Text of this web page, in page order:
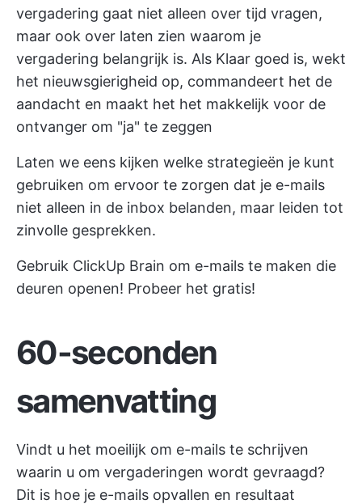
vergadering gaat niet alleen over tijd vragen,
maar ook over laten zien waarom je
vergadering belangrijk is. Als Klaar goed is, wekt
het nieuwsgierigheid op, commandeert het de
aandacht en maakt het het makkelijk voor de
ontvanger om "ja" te zeggen
Laten we eens kijken welke strategieën je kunt
gebruiken om ervoor te zorgen dat je e-mails
niet alleen in de inbox belanden, maar leiden tot
zinvolle gesprekken.
Gebruik ClickUp Brain om e-mails te maken die
deuren openen! Probeer het gratis!
60-seconden
samenvatting
Vindt u het moeilijk om e-mails te schrijven
waarin u om vergaderingen wordt gevraagd?
Dit is hoe je e-mails opvallen en resultaat